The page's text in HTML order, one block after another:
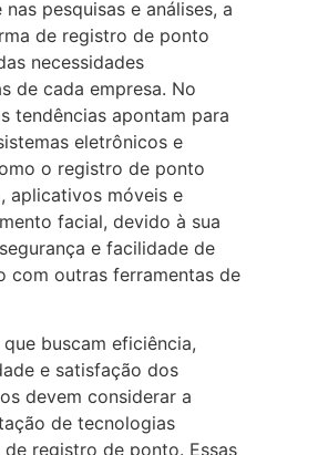
nas pesquisas e análises, a
de registro de ponto
necessidades
de cada empresa. No
tendências apontam para
eletrônicos e
o registro de ponto
aplicativos móveis e
facial, devido à sua
e facilidade de
com outras ferramentas de
que buscam eficiência,
e satisfação dos
devem considerar a
de tecnologias
de registro de ponto. Essas